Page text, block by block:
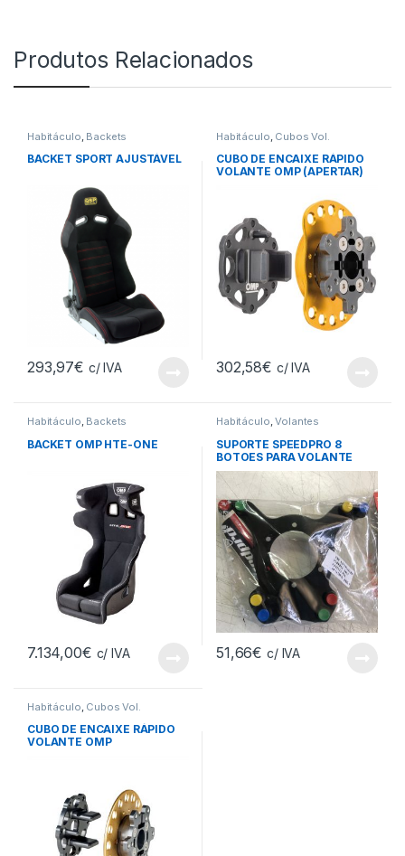
Produtos Relacionados
Habitáculo Backets
BACKET SPORT AJUSTÁVEL
293,97€ c/ IVA
Habitáculo Cubos Vol.
CUBO DE ENCAIXE RÁPIDO
VOLANTE OMP (APERTAR)
302,58€ c/ IVA
Habitáculo, Backets
BACKET OMP HTE-ONE
7.134,00€ c/ IVA
Habitáculo,Volantes
SUPORTE SPEEDPRO 8
BOTOES PARA VOLANTE
51,66€ c/ IVA
Habitáculo Cubos Vol.
CUBO DE ENCAIXE RÁPIDO
VOLANTE OMP